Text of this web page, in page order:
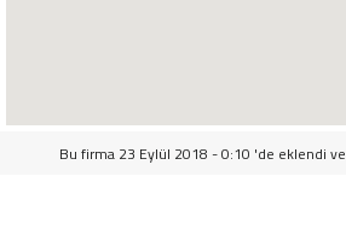
Bu firma 23 Eylül 2018 - 0:10 'de eklendi ve